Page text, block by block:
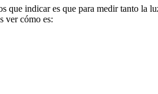
que indicar es que para medir tanto la
ver cómo es: